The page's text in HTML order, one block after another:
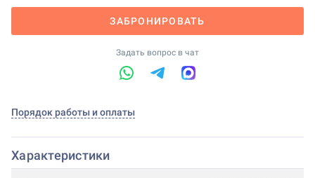
ЗАБРОНИРОВАТЬ
Задать вопрос в чат
Порядок работы и оплаты
Характеристики